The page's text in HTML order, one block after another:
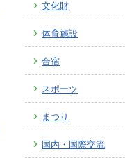
求人情報
文化財
体育施設
合宿
スポーツ
まつり
国内・国際交流